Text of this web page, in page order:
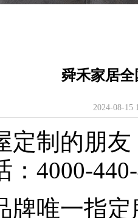
舜禾家居
2024-08-
定制的朋
：4000-
牌唯一指